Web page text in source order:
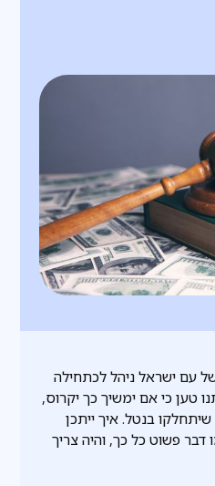
עם ישראל ניהל לכתחילה
טען כי אם ימשיך כך יקרוס,
שיתחלקו בנטל. איך ייתכן
פשוט כל כך, והיה צריך